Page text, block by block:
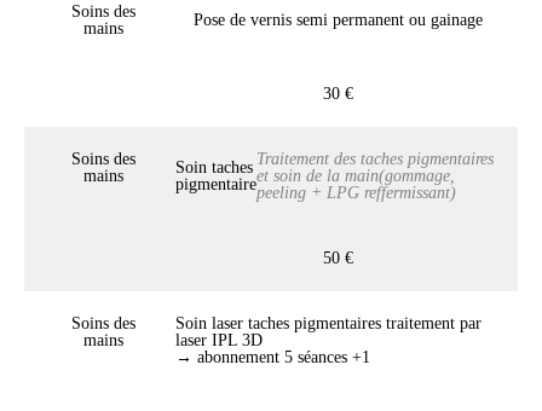
Soins des
mains
Pose de vernis semi permanent ou gainage
30 €
Soins des
mains
Soin taches
pigmentaire
Traitement des taches pigmentaires
et soin de la main(gommage,
peeling + LPG reffermissant)
50 €
Soins des
mains
Soin laser taches pigmentaires traitement par
laser IPL 3D
→ abonnement 5 séances +1